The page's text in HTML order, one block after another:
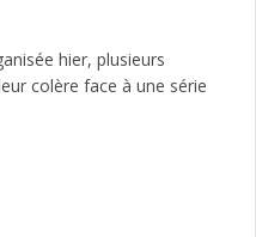
hier, plusieurs
colère face à une série